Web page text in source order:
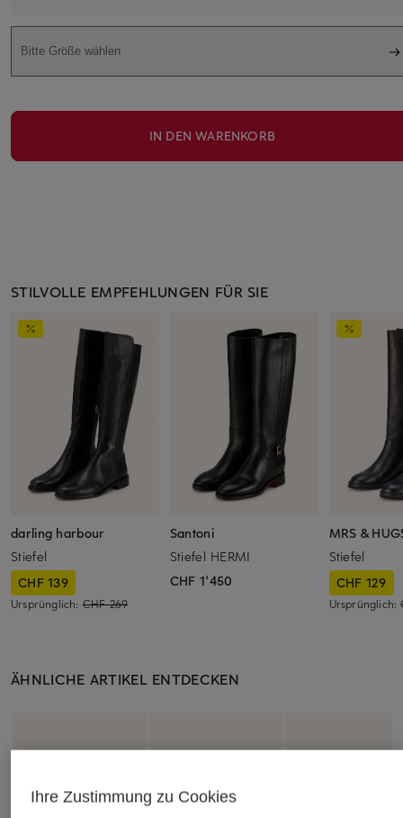
Bitte Größe wählen
IN DEN WARENKORB
STILVOLLE EMPFEHLUNGEN FÜR SIE
darling harbour
Stiefel
CHF 139
Ursprünglich: CHF 269
Santoni
Stiefel HERMI
CHF 1'450
MRS &
Stiefel
CHF 129
Ursprünglich:
ÄHNLICHE ARTIKEL ENTDECKEN
Ihre Zustimmung zu Cookies